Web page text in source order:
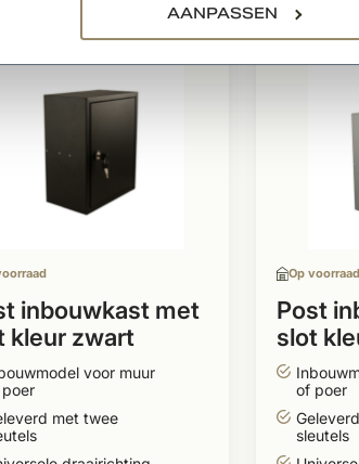
AANPASSEN
inbouwkast met
kleur zwart
voor muur
met twee
Op voorraad
Post
slot
165mm
of poer
sleutels